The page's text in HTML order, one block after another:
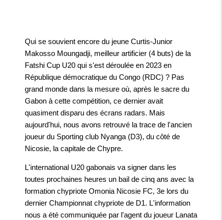
Qui se souvient encore du jeune Curtis-Junior
Makosso Moungadji, meilleur artificier (4 buts) de la
Fatshi Cup U20 qui s'est déroulée en 2023 en
République démocratique du Congo (RDC) ? Pas
grand monde dans la mesure où, après le sacre du
Gabon à cette compétition, ce dernier avait
quasiment disparu des écrans radars. Mais
aujourd'hui, nous avons retrouvé la trace de l'ancien
joueur du Sporting club Nyanga (D3), du côté de
Nicosie, la capitale de Chypre.
L'international U20 gabonais va signer dans les
toutes prochaines heures un bail de cinq ans avec la
formation chypriote Omonia Nicosie FC, 3e lors du
dernier Championnat chypriote de D1. L'information
nous a été communiquée par l'agent du joueur Lanata